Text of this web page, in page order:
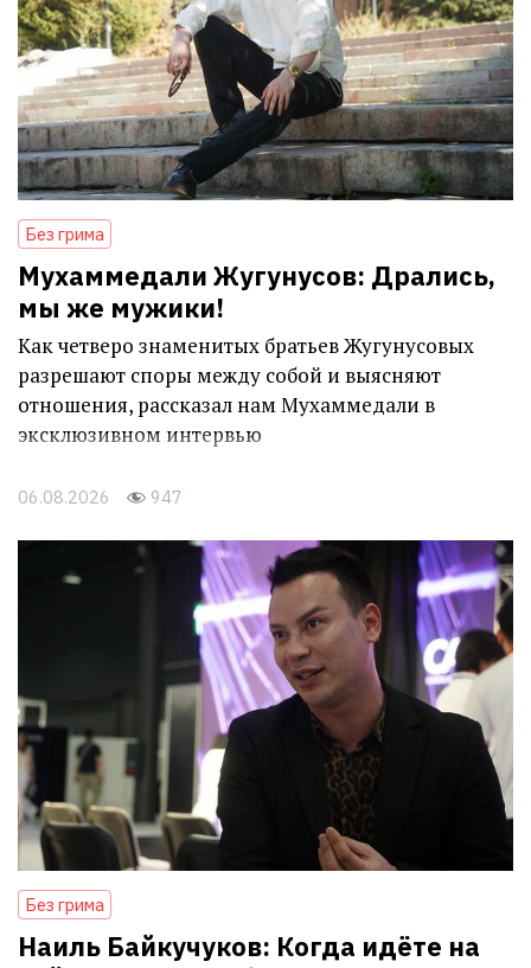
Без грима
Мухаммедали Жугунусов: Дрались,
мы же мужики!
Как четверо знаменитых братьев Жугунусовых
разрешают споры между собой и выясняют
отношения, рассказал нам Мухаммедали в
эксклюзивном интервью
06.08.2026 947
Без грима
Наиль Байкучуков: Когда идёте на